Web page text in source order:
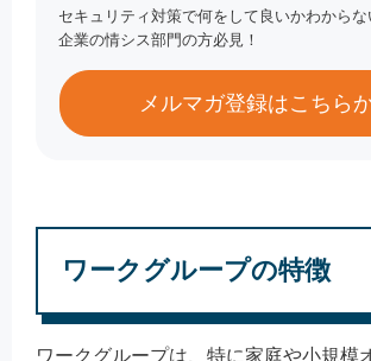
セキュリティ対策で何をして良いかわからな
企業の情シス部門の方必見！
メルマガ登録はこちら
ワークグループの特徴
ワークグループは、特に家庭や小規模